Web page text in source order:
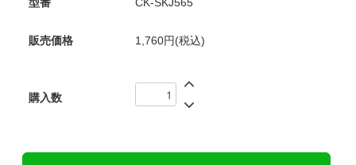
販売価格 1,760円(税込)
購入数